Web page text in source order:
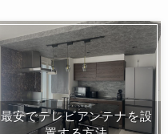
最安でテレビアンテナを設